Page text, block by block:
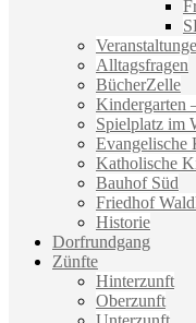
Alltagsfragen
BücherZelle
Kindergarten
Spielplatz im
Evangelische
Katholische
Bauhof Süd
Friedhof
Historie
Dorfrundgang
Zünfte
Hinterzunft
Oberzunft